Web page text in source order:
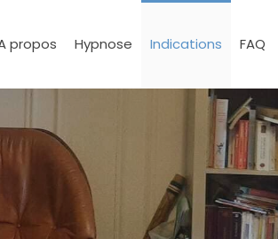
propos Hypnose Indications FAQ